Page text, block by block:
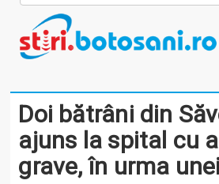
Doi bătrâni din
ajuns la spital cu
grave, în urma